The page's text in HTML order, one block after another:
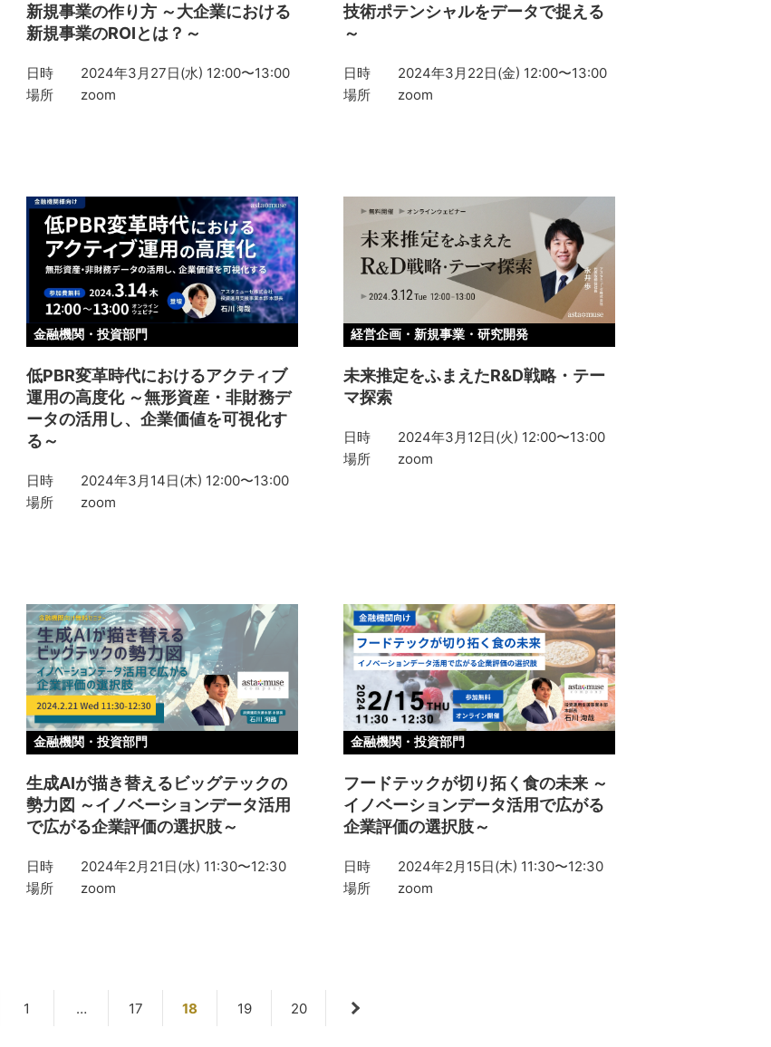
新規事業の作り方 ～大企業における
新規事業のROIとは？～
日時
2024年3月27日(水) 12:00〜13:00
場所
zoom
技術ポテンシャルをデータで捉える
～
日時
2024年3月22日(金) 12:00〜13:00
場所
zoom
金融機関・投資部門
低PBR変革時代におけるアクティブ
運用の高度化 ～無形資産・非財務デ
ータの活用し、企業価値を可視化す
る～
日時
2024年3月14日(木) 12:00〜13:00
場所
zoom
経営企画・新規事業・研究開発
未来推定をふまえたR&D戦略・テー
マ探索
日時
2024年3月12日(火) 12:00〜13:00
場所
zoom
金融機関・投資部門
生成AIが描き替えるビッグテックの
勢力図 ～イノベーションデータ活用
で広がる企業評価の選択肢～
日時
2024年2月21日(水) 11:30〜12:30
場所
zoom
金融機関・投資部門
フードテックが切り拓く食の未来 ～
イノベーションデータ活用で広がる
企業評価の選択肢～
日時
2024年2月15日(木) 11:30〜12:30
場所
zoom
1 … 17 18 19 20